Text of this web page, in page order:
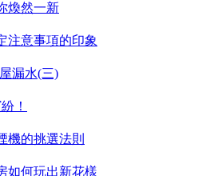
煥然一新
注意事項的印象
漏水(三)
！
機的挑選法則
如何玩出新花樣